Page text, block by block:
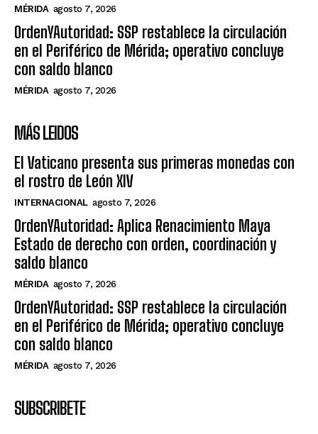
MÉRIDA agosto 7, 2026
OrdenYAutoridad: SSP restablece la circulación
en el Periférico de Mérida; operativo concluye
con saldo blanco
MÉRIDA agosto 7, 2026
MÁS LEIDOS
El Vaticano presenta sus primeras monedas con
el rostro de León XIV
INTERNACIONAL agosto 7, 2026
OrdenYAutoridad: Aplica Renacimiento Maya
Estado de derecho con orden, coordinación y
saldo blanco
MÉRIDA agosto 7, 2026
OrdenYAutoridad: SSP restablece la circulación
en el Periférico de Mérida; operativo concluye
con saldo blanco
MÉRIDA agosto 7, 2026
SUBSCRIBETE